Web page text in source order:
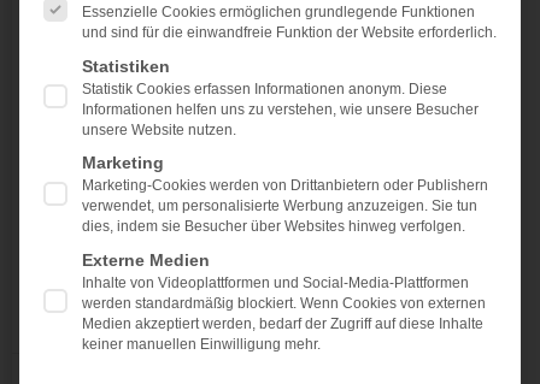
Das ist eine Haftungsfalle für Rechtsanwälte:
verzichtet ein privat krankenversicherter Geschädigter
bei einem Vergleichsschluss auf Ansprüche Dritter,
nämlich auch auf die Ansprüche seiner privaten
Krankenversicherung (PKV), so muss die
Krankenversicherung für Folgeheilbehandlungen der
Gesundheitsschäden aus dem Verkehrsunfall nicht
mehr aufkommen. Der aufgrund eines Verkehrsunfalls
Geschädigte war privat krankenversichert. Seine
private
WEITERLESEN »
Essenzielle Cookies ermöglichen grundlegende Funktionen
und sind für die einwandfreie Funktion der Website erforderlich.
Statistiken
Statistik Cookies erfassen Informationen anonym. Diese
Informationen helfen uns zu verstehen, wie unsere Besucher
unsere Website nutzen.
Marketing
Marketing-Cookies werden von Drittanbietern oder Publishern
verwendet, um personalisierte Werbung anzuzeigen. Sie tun
dies, indem sie Besucher über Websites hinweg verfolgen.
Externe Medien
Inhalte von Videoplattformen und Social-Media-Plattformen
werden standardmäßig blockiert. Wenn Cookies von externen
Medien akzeptiert werden, bedarf der Zugriff auf diese Inhalte
keiner manuellen Einwilligung mehr.